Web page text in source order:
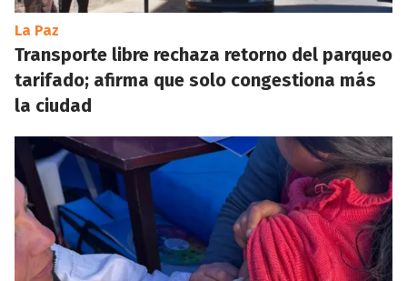
La Paz
Transporte libre rechaza retorno del parqueo
tarifado; afirma que solo congestiona más
la ciudad